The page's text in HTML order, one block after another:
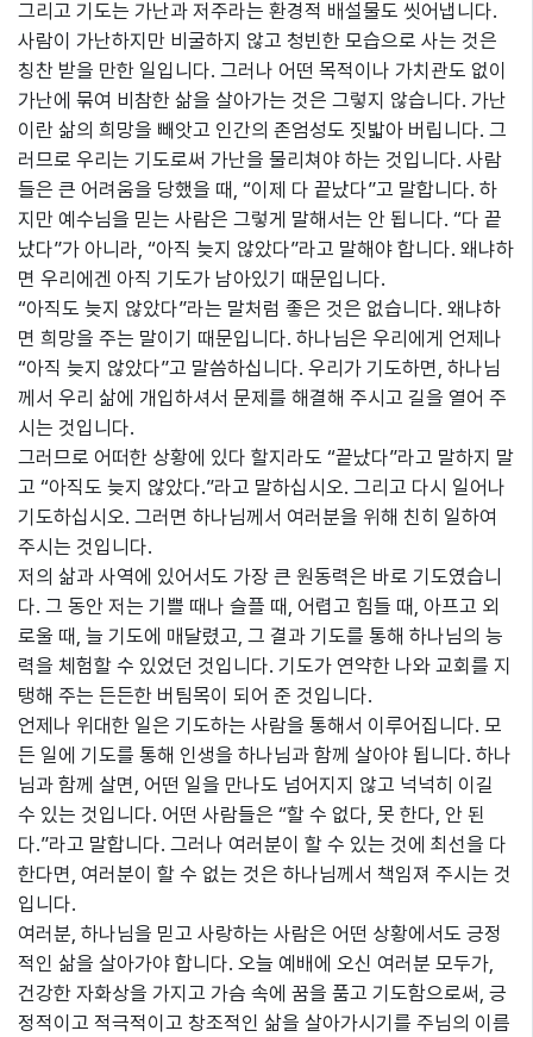
그리고 기도는 가난과 저주라는 환경적 배설물도 씻어냅니다.
사람이 가난하지만 비굴하지 않고 청빈한 모습으로 사는 것은
칭찬 받을 만한 일입니다. 그러나 어떤 목적이나 가치관도 없이
가난에 묶여 비참한 삶을 살아가는 것은 그렇지 않습니다. 가난
이란 삶의 희망을 빼앗고 인간의 존엄성도 짓밟아 버립니다. 그
러므로 우리는 기도로써 가난을 물리쳐야 하는 것입니다. 사람
들은 큰 어려움을 당했을 때, “이제 다 끝났다”고 말합니다. 하
지만 예수님을 믿는 사람은 그렇게 말해서는 안 됩니다. “다 끝
났다”가 아니라, “아직 늦지 않았다”라고 말해야 합니다. 왜냐하
면 우리에겐 아직 기도가 남아있기 때문입니다.
“아직도 늦지 않았다”라는 말처럼 좋은 것은 없습니다. 왜냐하
면 희망을 주는 말이기 때문입니다. 하나님은 우리에게 언제나
“아직 늦지 않았다”고 말씀하십니다. 우리가 기도하면, 하나님
께서 우리 삶에 개입하셔서 문제를 해결해 주시고 길을 열어 주
시는 것입니다.
그러므로 어떠한 상황에 있다 할지라도 “끝났다”라고 말하지 말
고 “아직도 늦지 않았다.”라고 말하십시오. 그리고 다시 일어나
기도하십시오. 그러면 하나님께서 여러분을 위해 친히 일하여
주시는 것입니다.
저의 삶과 사역에 있어서도 가장 큰 원동력은 바로 기도였습니
다. 그 동안 저는 기쁠 때나 슬플 때, 어렵고 힘들 때, 아프고 외
로울 때, 늘 기도에 매달렸고, 그 결과 기도를 통해 하나님의 능
력을 체험할 수 있었던 것입니다. 기도가 연약한 나와 교회를 지
탱해 주는 든든한 버팀목이 되어 준 것입니다.
언제나 위대한 일은 기도하는 사람을 통해서 이루어집니다. 모
든 일에 기도를 통해 인생을 하나님과 함께 살아야 됩니다. 하나
님과 함께 살면, 어떤 일을 만나도 넘어지지 않고 넉넉히 이길
수 있는 것입니다. 어떤 사람들은 “할 수 없다, 못 한다, 안 된
다.”라고 말합니다. 그러나 여러분이 할 수 있는 것에 최선을 다
한다면, 여러분이 할 수 없는 것은 하나님께서 책임져 주시는 것
입니다.
여러분, 하나님을 믿고 사랑하는 사람은 어떤 상황에서도 긍정
적인 삶을 살아가야 합니다. 오늘 예배에 오신 여러분 모두가,
건강한 자화상을 가지고 가슴 속에 꿈을 품고 기도함으로써, 긍
정적이고 적극적이고 창조적인 삶을 살아가시기를 주님의 이름